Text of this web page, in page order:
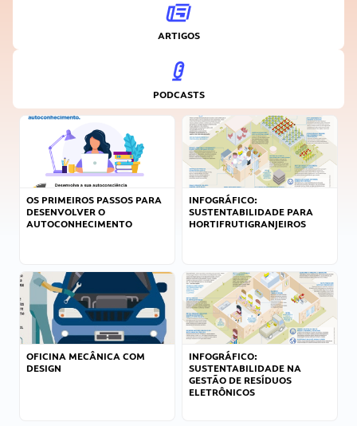
ARTIGOS
PODCASTS
OS PRIMEIROS PASSOS PARA
DESENVOLVER O
AUTOCONHECIMENTO
INFOGRÁFICO:
SUSTENTABILIDADE PARA
HORTIFRUTIGRANJEIROS
OFICINA MECÂNICA COM
DESIGN
INFOGRÁFICO:
SUSTENTABILIDADE NA
GESTÃO DE RESÍDUOS
ELETRÔNICOS